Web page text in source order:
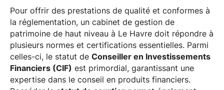
Pour offrir des prestations de qualité et conformes à
la réglementation, un cabinet de gestion de
patrimoine de haut niveau à Le Havre doit répondre à
plusieurs normes et certifications essentielles. Parmi
celles-ci, le statut de Conseiller en Investissements
Financiers (CIF) est primordial, garantissant une
expertise dans le conseil en produits financiers.